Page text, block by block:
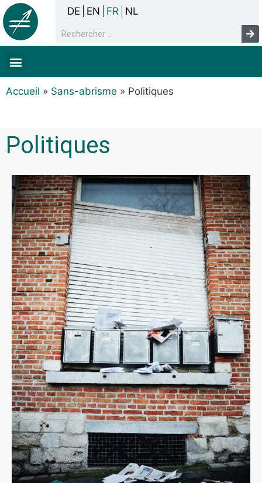
DE EN FR NL
Accueil » Sans-abrisme » Politiques
Politiques